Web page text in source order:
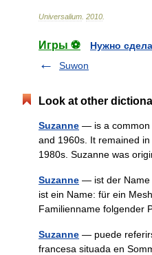
Universalium 2010
Игры ⚽
Нужно
Suwon
Look at other
Suzanne — is a common
and 1960s. It remained
1980s. Suzanne was
Suzanne — ist der Name
ist ein Name: für ein
Familienname
Suzanne — puede
francesa situada en